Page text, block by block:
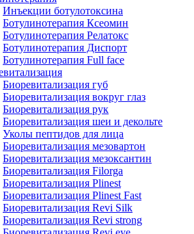
Инъекции ботулотоксина
Ботулинотерапия Ксеомин
Ботулинотерапия Релатокс
Ботулинотерапия Диспорт
Ботулинотерапия Full face
Биоревитализация губ
Биоревитализация вокруг глаз
Биоревитализация рук
Биоревитализация шеи и декольте
Уколы пептидов для лица
Биоревитализация мезовартон
Биоревитализация мезоксантин
Биоревитализация Filorga
Биоревитализация Plinest
Биоревитализация Plinest Fast
Биоревитализация Revi Silk
Биоревитализация Revi strong